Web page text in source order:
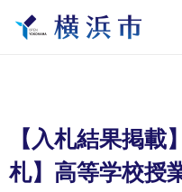
【入札結果掲載
札】高等学校授